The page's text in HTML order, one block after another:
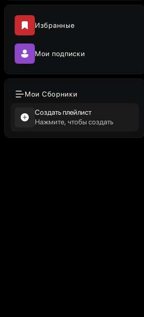
Избранные
Мои подписки
Мои Сборники
Создать плейлист
Нажмите, чтобы создать